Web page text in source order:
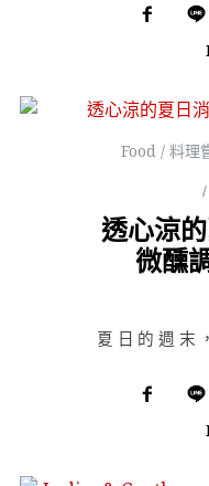
Food / 料理
透心涼
微醺